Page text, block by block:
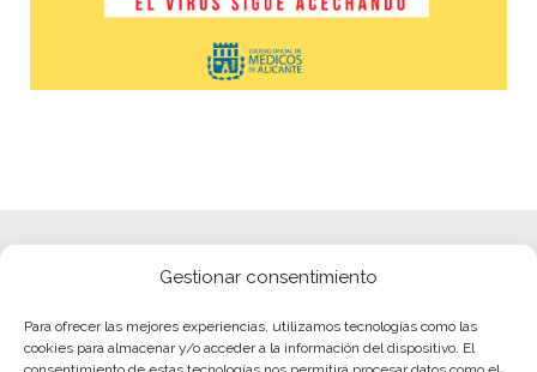
Gestionar consentimiento
Para ofrecer las mejores experiencias, utilizamos tecnologías como las
cookies para almacenar y/o acceder a la información del dispositivo. El